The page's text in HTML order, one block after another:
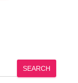
SEARCH